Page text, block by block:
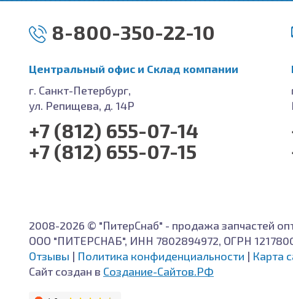
8-800-350-22-10
Центральный офис и Cклад компании
г. Санкт-Петербург,
ул. Репищева, д. 14Р
+7 (812) 655-07-14
+7 (812) 655-07-15
2008-2026 © "ПитерСнаб" - продажа запчастей
ООО "ПИТЕРСНАБ", ИНН 7802894972, ОГРН
Отзывы | Политика конфиденциальности | Карта
Сайт создан в Создание-Сайтов.РФ